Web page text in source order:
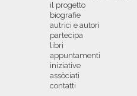
il progetto
biografie
autrici e autori
partecipa
libri
appuntamenti
iniziative
assòciati
contatti